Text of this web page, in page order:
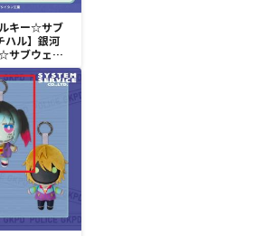
ルキー☆サブ
ハル】銀河
サブウェイ
ぐるみMC